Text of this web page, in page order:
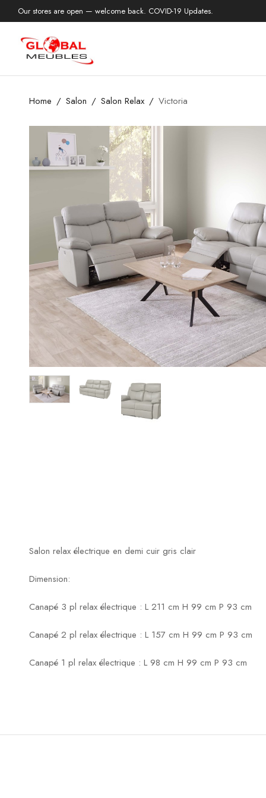
Our stores are open — welcome back. COVID-19 Updates.
Home Salon Salon Relax Victoria
Salon relax électrique en demi cuir gris clair
Dimension:
Canapé 3 pl relax électrique : L 211 cm H 99 cm P 93 cm
Canapé 2 pl relax électrique : L 157 cm H 99 cm P 93 cm
Canapé 1 pl relax électrique : L 98 cm H 99 cm P 93 cm